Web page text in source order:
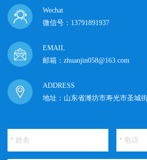
Wechat
微信号：13791891937
EMAIL
邮箱：zhuanjin058@163.com
ADDRESS
地址：山东省潍坊市寿光市圣城